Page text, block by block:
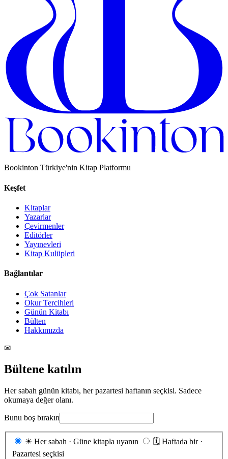
Bookinton Türkiye'nin Kitap Platformu
Keşfet
Kitaplar
Yazarlar
Çevirmenler
Editörler
Yayınevleri
Kitap Kulüpleri
Bağlantılar
Çok Satanlar
Okur Tercihleri
Günün Kitabı
Bülten
Hakkımızda
✉
Bültene katılın
Her sabah günün kitabı, her pazartesi haftanın seçkisi. Sadece
okumaya değer olanı.
Bunu boş bırakın
Gönderim
☀ Her sabah · Güne kitapla uyanın 🗓 Haftada bir ·
Pazartesi seçkisi